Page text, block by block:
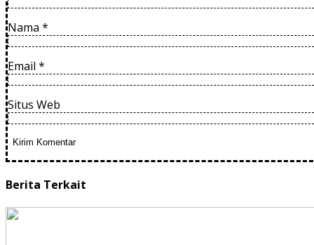
Nama *
Email *
Situs Web
Berita Terkait